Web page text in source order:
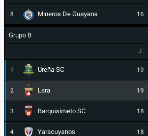
8 Mineros De Guayana 16
Grupo B
J
1 Ureña SC 19
2 Lara 19
3 Barquisimeto SC 18
4 Yaracuyanos 18